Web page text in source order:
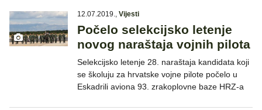
12.07.2019., Vijesti
Počelo selekcijsko letenje
novog naraštaja vojnih pilota
Selekcijsko letenje 28. naraštaja kandidata koji
se školuju za hrvatske vojne pilote počelo u
Eskadrili aviona 93. zrakoplovne baze HRZ-a